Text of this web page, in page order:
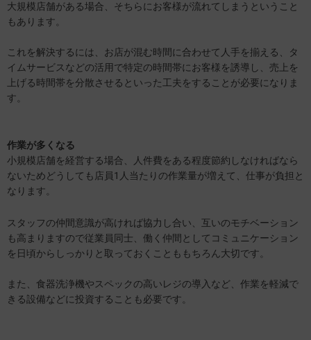
大規模店舗がある場合、そちらにお客様が流れてしまうということ
もあります。
これを解決するには、お店が混む時間に合わせて人手を揃える、タ
イムサービスなどの活用で特定の時間帯にお客様を誘導し、売上を
上げる時間帯を分散させるといった工夫をすることが必要になりま
す。
作業が多くなる
小規模店舗を経営する場合、人件費をある程度節約しなければなら
ないためどうしても店員1人当たりの作業量が増えて、仕事が負担と
なります。
スタッフの仲間意識が高ければ協力し合い、互いのモチベーション
も高まりますので従業員同士、働く仲間としてコミュニケーション
を日頃からしっかりと取っておくことももちろん大切です。
また、食器洗浄機やスペックの高いレジの導入など、作業を軽減で
きる設備などに投資することも必要です。